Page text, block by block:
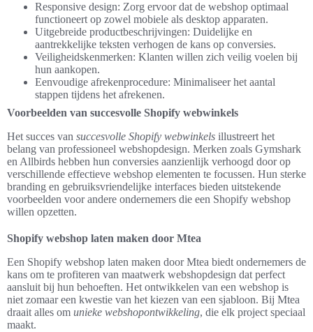
Responsive design: Zorg ervoor dat de webshop optimaal
functioneert op zowel mobiele als desktop apparaten.
Uitgebreide productbeschrijvingen: Duidelijke en
aantrekkelijke teksten verhogen de kans op conversies.
Veiligheidskenmerken: Klanten willen zich veilig voelen bij
hun aankopen.
Eenvoudige afrekenprocedure: Minimaliseer het aantal
stappen tijdens het afrekenen.
Voorbeelden van succesvolle Shopify webwinkels
Het succes van succesvolle Shopify webwinkels illustreert het
belang van professioneel webshopdesign. Merken zoals Gymshark
en Allbirds hebben hun conversies aanzienlijk verhoogd door op
verschillende effectieve webshop elementen te focussen. Hun sterke
branding en gebruiksvriendelijke interfaces bieden uitstekende
voorbeelden voor andere ondernemers die een Shopify webshop
willen opzetten.
Shopify webshop laten maken door Mtea
Een Shopify webshop laten maken door Mtea biedt ondernemers de
kans om te profiteren van maatwerk webshopdesign dat perfect
aansluit bij hun behoeften. Het ontwikkelen van een webshop is
niet zomaar een kwestie van het kiezen van een sjabloon. Bij Mtea
draait alles om unieke webshopontwikkeling, die elk project speciaal
maakt.